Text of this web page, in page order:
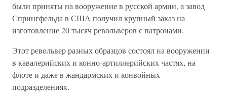
были приняты на вооружение в русской армии, а завод
Спрингфельда в США получил крупный заказ на
изготовление 20 тысяч револьверов с патронами.
Этот револьвер разных образцов состоял на вооружении
в кавалерийских и конно-артиллерийских частях, на
флоте и даже в жандармских и конвойных
подразделениях.